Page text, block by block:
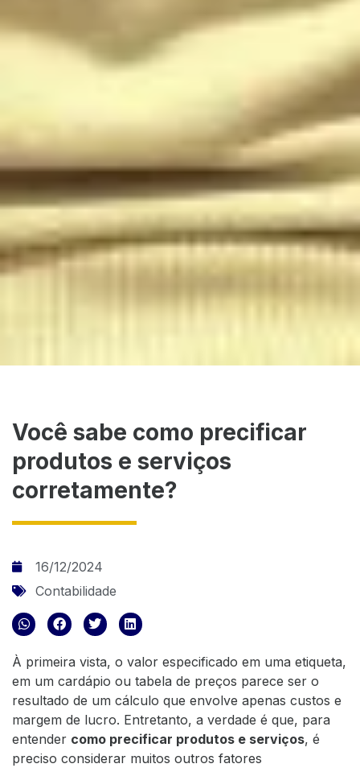
Você sabe como precificar
produtos e serviços
corretamente?
16/12/2024
Contabilidade
À primeira vista, o valor especificado em uma etiqueta,
em um cardápio ou tabela de preços parece ser o
resultado de um cálculo que envolve apenas custos e
margem de lucro. Entretanto, a verdade é que, para
entender como precificar produtos e serviços, é
preciso considerar muitos outros fatores